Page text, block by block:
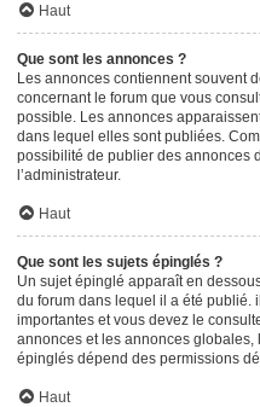
Haut
Que sont les annonces ?
Les annonces contiennent souvent
concernant le forum que vous
possible. Les annonces
dans lequel elles sont publiées.
possibilité de publier des annonces
l’administrateur.
Haut
Que sont les sujets épinglés ?
Un sujet épinglé apparaît en
du forum dans lequel il a été publié.
importantes et vous devez le
annonces et les annonces
épinglés dépend des permissions
Haut